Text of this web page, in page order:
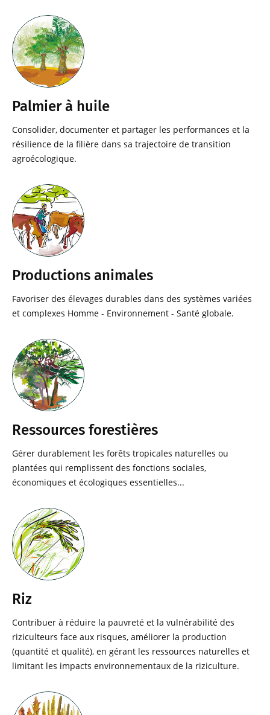
Palmier à huile
Consolider, documenter et partager les performances et la
résilience de la filière dans sa trajectoire de transition
agroécologique.
Productions animales
Favoriser des élevages durables dans des systèmes variées
et complexes Homme - Environnement - Santé globale.
Ressources forestières
Gérer durablement les forêts tropicales naturelles ou
plantées qui remplissent des fonctions sociales,
économiques et écologiques essentielles...
Riz
Contribuer à réduire la pauvreté et la vulnérabilité des
riziculteurs face aux risques, améliorer la production
(quantité et qualité), en gérant les ressources naturelles et
limitant les impacts environnementaux de la riziculture.